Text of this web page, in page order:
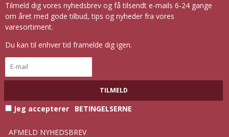
Tilmeld dig vores nyhedsbrev og få tilsendt e-mails 6-24 gange
om året med gode tilbud, tips og nyheder fra vores
varesortiment.
Du kan til enhver tid framelde dig igen.
TILMELD
Jeg accepterer BETINGELSERNE
AFMELD NYHEDSBREV